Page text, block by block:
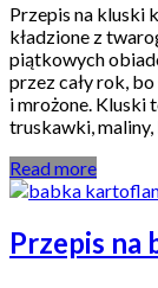
Przepis na kluski
kładzione z
piątkowych
przez cały rok,
i mrożone. Kluski
truskawki, maliny,
Read more
Przepis na